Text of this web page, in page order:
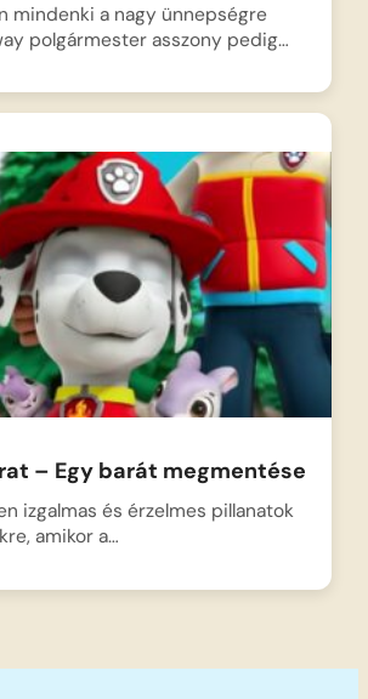
mindenki a nagy ünnepségre
polgármester asszony pedig…
– Egy barát megmentése
izgalmas és érzelmes pillanatok
amikor a…